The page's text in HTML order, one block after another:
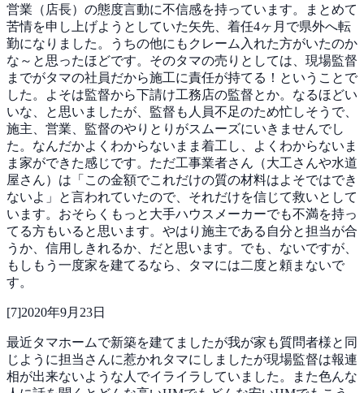
営業（店長）の態度言動に不信感を持っています。まとめて
苦情を申し上げようとしていた矢先、着任4ヶ月で県外へ転
勤になりました。うちの他にもクレーム入れた方がいたのか
な～と思ったほどです。そのタマの売りとしては、現場監督
までがタマの社員だから施工に責任が持てる！ということで
した。よそは監督から下請け工務店の監督とか。なるほどい
いな、と思いましたが、監督も人員不足のため忙しそうで、
施主、営業、監督のやりとりがスムーズにいきませんでし
た。なんだかよくわからないまま着工し、よくわからないま
ま家ができた感じです。ただ工事業者さん（大工さんや水道
屋さん）は「この金額でこれだけの質の材料はよそではでき
ないよ」と言われていたので、それだけを信じて救いとして
います。おそらくもっと大手ハウスメーカーでも不満を持っ
てる方もいると思います。やはり施主である自分と担当が合
うか、信用しきれるか、だと思います。でも、ないですが、
もしもう一度家を建てるなら、タマには二度と頼まないで
す。
[7]2020年9月23日
最近タマホームで新築を建てましたが我が家も質問者様と同
じように担当さんに惹かれタマにしましたが現場監督は報連
相が出来ないような人でイライラしていました。また色んな